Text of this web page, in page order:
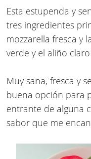
Esta estupenda y
tres ingredientes
mozzarella fresca y
verde y el aliño claro
Muy sana, fresca y
buena opción para
entrante de alguna
sabor que me